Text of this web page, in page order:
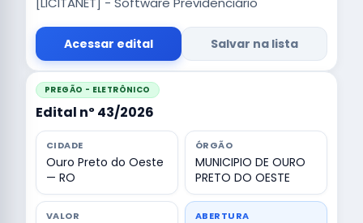
Acessar edital Salvar na lista
PREGÃO - ELETRÔNICO
Edital nº 43/2026
CIDADE
Ouro Preto do Oeste
— RO
ÓRGÃO
MUNICIPIO DE OURO
PRETO DO OESTE
VALOR ABERTURA